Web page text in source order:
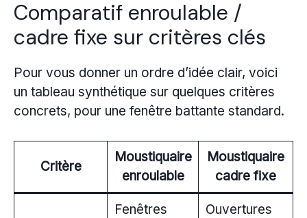
Comparatif enroulable /
cadre fixe sur critères clés
Pour vous donner un ordre d’idée clair, voici
un tableau synthétique sur quelques critères
concrets, pour une fenêtre battante standard.
Critère
Moustiquaire
enroulable
Moustiquaire
cadre fixe
Fenêtres
Ouvertures